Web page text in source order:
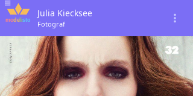
Julia Kiecksee
Fotograf